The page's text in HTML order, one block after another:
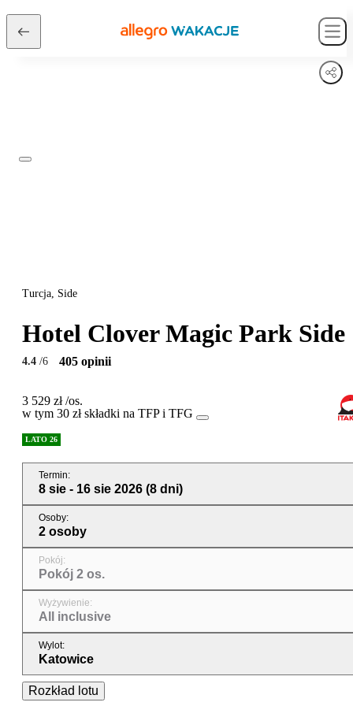
Turcja, Side
Hotel Clover Magic Park Side
4.4 /6 405 opinii
3 529 zł/os.
w tym 30 zł składki na TFP i TFG
LATO 26
Termin:
8 sie - 16 sie 2026 (8 dni)
Osoby:
2 osoby
Pokój:
Pokój 2 os.
Wyżywienie:
All inclusive
Wylot:
Katowice
Rozkład lotu